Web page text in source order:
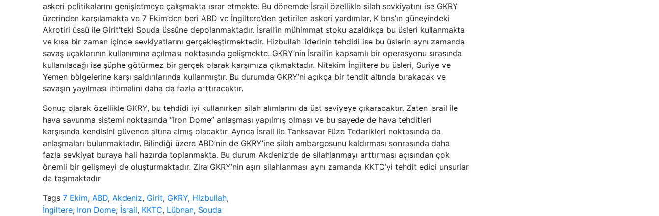
askeri politikalarını genişletmeye çalışmakta ısrar etmekte. Bu dönemde İsrail özellikle silah sevkiyatını ise GKRY
üzerinden karşılamakta ve 7 Ekim’den beri ABD ve İngiltere’den getirilen askeri yardımlar, Kıbrıs’ın güneyindeki
Akrotiri üssü ile Girit’teki Souda üssüne depolanmaktadır. İsrail’in mühimmat stoku azaldıkça bu üsleri kullanmakta
ve kısa bir zaman içinde sevkiyatlarını gerçekleştirmektedir. Hizbullah liderinin tehdidi ise bu üslerin aynı zamanda
savaş uçaklarının kullanımına açılması noktasında gelişmekte. GKRY’nin İsrail’in kapsamlı bir operasyonu sırasında
kullanılacağı ise şüphe götürmez bir gerçek olarak karşımıza çıkmaktadır. Nitekim İngiltere bu üsleri, Suriye ve
Yemen bölgelerine karşı saldırılarında kullanmıştır. Bu durumda GKRY’ni açıkça bir tehdit altında bırakacak ve
savaşın yayılması ihtimalini daha da fazla arttıracaktır.
Sonuç olarak özellikle GKRY, bu tehdidi iyi kullanırken silah alımlarını da üst seviyeye çıkaracaktır. Zaten İsrail ile
hava savunma sistemi noktasında “Iron Dome” anlaşması yapılmış olması ve bu sayede de hava tehditleri
karşısında kendisini güvence altına almış olacaktır. Ayrıca İsrail ile Tanksavar Füze Tedarikleri noktasında da
anlaşmaları bulunmaktadır. Bilindiği üzere ABD’nin de GKRY’ine silah ambargosunu kaldırması sonrasında daha
fazla sevkiyat buraya hali hazırda toplanmakta. Bu durum Akdeniz’de de silahlanmayı arttırması açısından çok
önemli bir gelişmeyi de oluşturmaktadır. Zira GKRY’nin aşırı silahlanması aynı zamanda KKTC’yi tehdit edici unsurlar
da taşımaktadır.
Tags 7 Ekim, ABD, Akdeniz, Girit, GKRY, Hizbullah,
İngiltere, Iron Dome, İsrail, KKTC, Lübnan, Souda